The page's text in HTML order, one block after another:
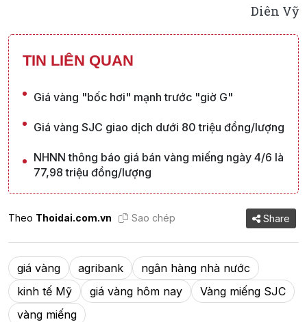
Diên Vỹ
TIN LIÊN QUAN
Giá vàng "bốc hơi" mạnh trước "giờ G"
Giá vàng SJC giao dịch dưới 80 triệu đồng/lượng
NHNN thông báo giá bán vàng miếng ngày 4/6 là
77,98 triệu đồng/lượng
Theo Thoidai.com.vn Sao chép Share
giá vàng agribank
ngân hàng nhà nước
kinh tế Mỹ
giá vàng hôm nay
Vàng miếng SJC
vàng miếng